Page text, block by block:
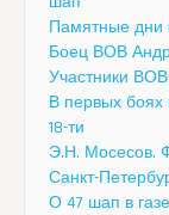
Памятные дни
Боец ВОВ
Участники
В первых боях
18-ти
Э.Н. Мосесов.
Санкт-
О 47 шап в